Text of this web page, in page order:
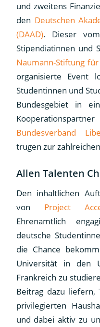
und zweitens
den Deutschen
(DAAD). Dieser
Stipendiatinnen und
Naumann-Stiftung
organisierte Event
Studentinnen und
Bundesgebiet in
Kooperationspartner
Bundesverband
trugen zur
Allen Talenten
Den inhaltlichen
von Project
Ehrenamtlich
deutsche
die Chance
Universität in den
Frankreich zu
Beitrag dazu liefern,
privilegierten
und dabei aktiv zu